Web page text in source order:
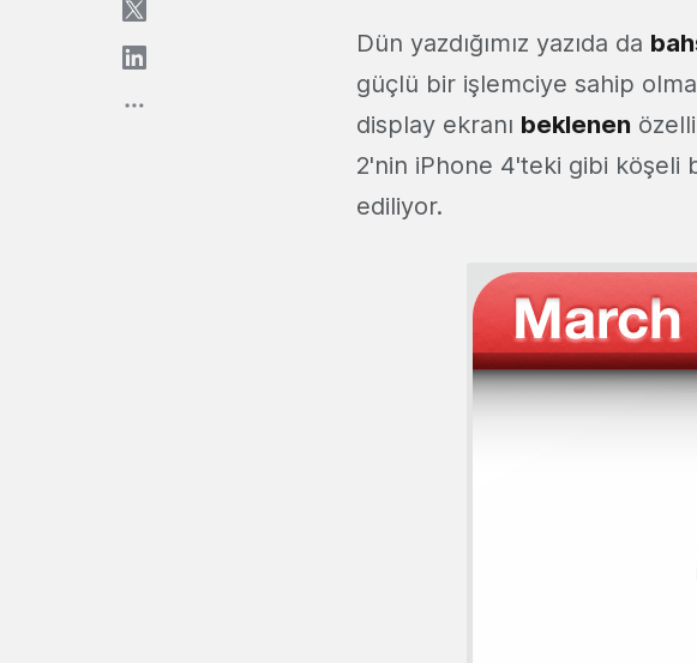
Dün yazdığımız yazıda da
güçlü bir işlemciye sahip
display ekranı beklenen
2'nin iPhone 4'teki gibi köşeli
ediliyor.